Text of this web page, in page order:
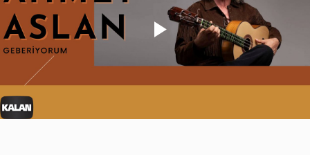
Play
Video